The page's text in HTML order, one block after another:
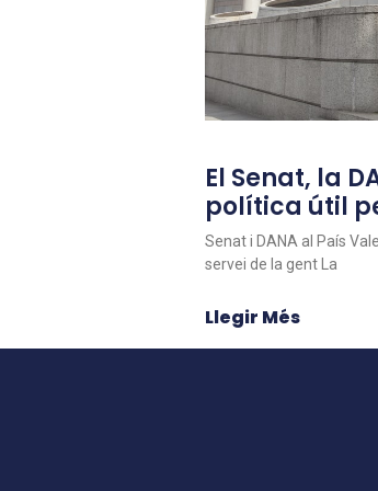
El Senat, la
política útil
Senat i DANA al País
servei de la gent La
Llegir Més